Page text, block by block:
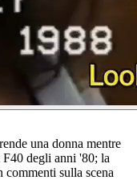
una donna mentre
degli anni '80; la
commenti sulla scena